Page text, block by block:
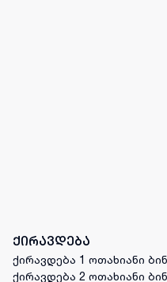
ქირავდება
ქირავდება 1 ოთახიანი
ქირავდება 2 ოთახიანი